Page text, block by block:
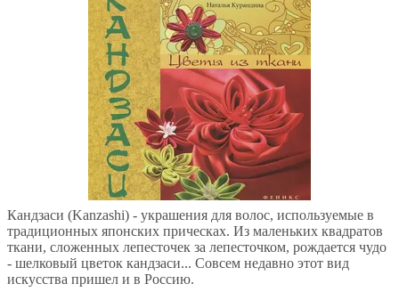
Кандзаси (Kanzashi) - украшения для волос, используемые в
традиционных японских прическах. Из маленьких квадратов
ткани, сложенных лепесточек за лепесточком, рождается чудо
- шелковый цветок кандзаси... Совсем недавно этот вид
искусства пришел и в Россию.